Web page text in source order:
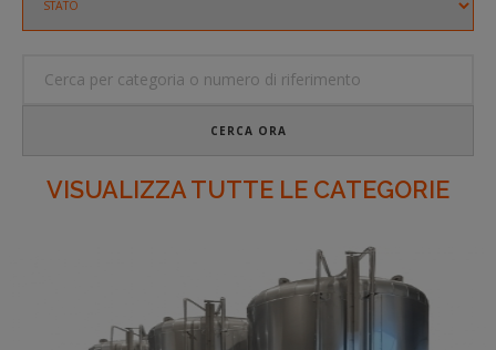
CERCA ORA
VISUALIZZA TUTTE LE CATEGORIE